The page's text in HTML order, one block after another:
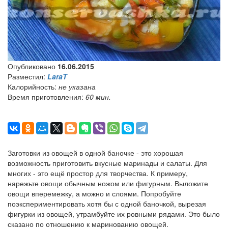
Опубликовано 16.06.2015
Разместил: LaraT
Калорийность: не указана
Время приготовления: 60 мин.
Заготовки из овощей в одной баночке - это хорошая
возможность приготовить вкусные маринады и салаты. Для
многих - это ещё простор для творчества. К примеру,
нарежьте овощи обычным ножом или фигурным. Выложите
овощи вперемежку, а можно и слоями. Попробуйте
поэкспериментировать хотя бы с одной баночкой, вырезая
фигурки из овощей, утрамбуйте их ровными рядами. Это было
сказано по отношению к маринованию овощей.